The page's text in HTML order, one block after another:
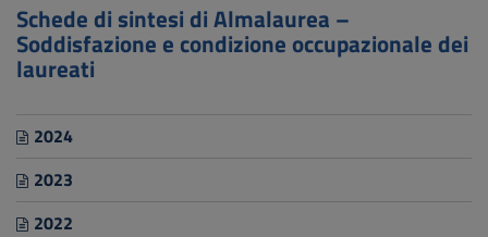
Schede di sintesi di Almalaurea –
Soddisfazione e condizione occupazionale dei
laureati
2024
2023
2022